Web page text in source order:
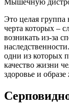
Это целая группа
черта которых –
возникать из-за
одни из которых
качество жизни
здоровье и